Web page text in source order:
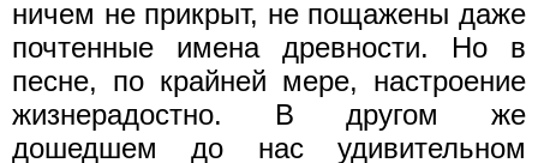
ничем не прикрыт, не пощажены даже
почтенные имена древности. Но в
песне, по крайней мере, настроение
жизнерадостно. В другом же
дошедшем до нас удивительном